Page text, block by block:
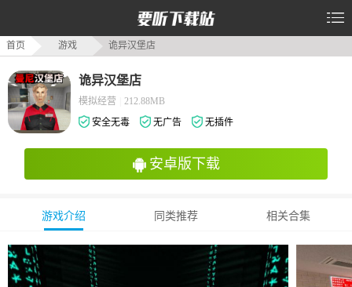
首页 游戏 诡异汉堡店
诡异汉堡店
模拟经营
212.88MB
安全无毒
无广告 无插件
安卓版下载
游戏介绍 同类推荐 相关合集